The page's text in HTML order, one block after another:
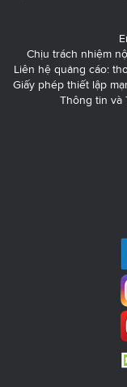
Chịu trách nhiệm
Liên hệ quảng cáo:
Giấy phép thiết lập
Thông tin và